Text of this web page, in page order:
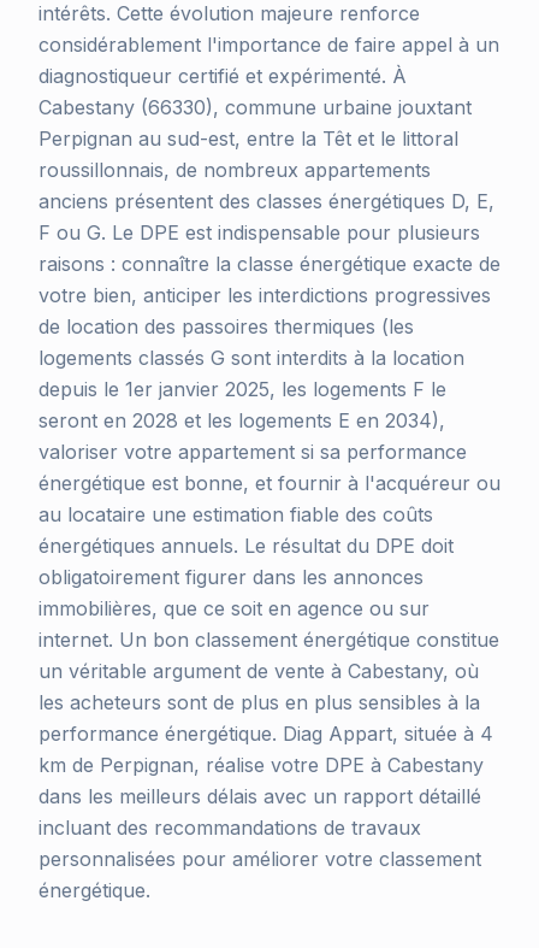
intérêts. Cette évolution majeure renforce
considérablement l'importance de faire appel à un
diagnostiqueur certifié et expérimenté. À
Cabestany (66330), commune urbaine jouxtant
Perpignan au sud-est, entre la Têt et le littoral
roussillonnais, de nombreux appartements
anciens présentent des classes énergétiques D, E,
F ou G. Le DPE est indispensable pour plusieurs
raisons : connaître la classe énergétique exacte de
votre bien, anticiper les interdictions progressives
de location des passoires thermiques (les
logements classés G sont interdits à la location
depuis le 1er janvier 2025, les logements F le
seront en 2028 et les logements E en 2034),
valoriser votre appartement si sa performance
énergétique est bonne, et fournir à l'acquéreur ou
au locataire une estimation fiable des coûts
énergétiques annuels. Le résultat du DPE doit
obligatoirement figurer dans les annonces
immobilières, que ce soit en agence ou sur
internet. Un bon classement énergétique constitue
un véritable argument de vente à Cabestany, où
les acheteurs sont de plus en plus sensibles à la
performance énergétique. Diag Appart, située à 4
km de Perpignan, réalise votre DPE à Cabestany
dans les meilleurs délais avec un rapport détaillé
incluant des recommandations de travaux
personnalisées pour améliorer votre classement
énergétique.